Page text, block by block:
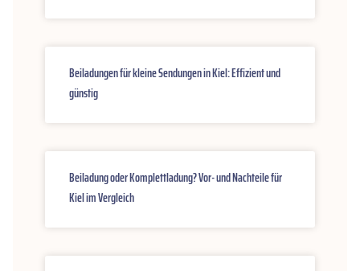
Beiladungen für kleine Sendungen in Kiel: Effizient und
günstig
Beiladung oder Komplettladung? Vor- und Nachteile für
Kiel im Vergleich